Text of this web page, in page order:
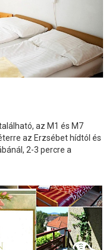
az M1 és M7
az Erzsébet hídtól és
2-3 percre a